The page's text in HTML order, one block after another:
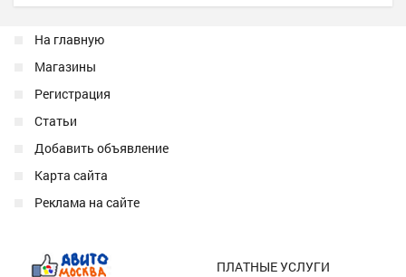
На главную
Магазины
Регистрация
Статьи
Добавить объявление
Карта сайта
Реклама на сайте
ПЛАТНЫЕ УСЛУГИ